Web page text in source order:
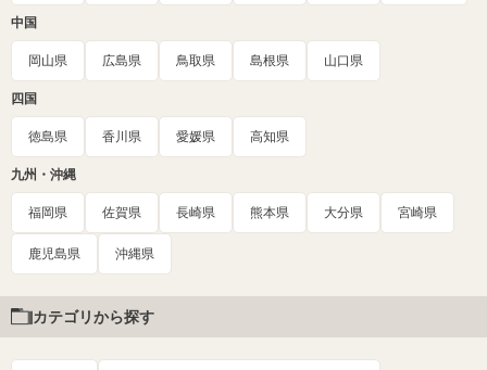
中国
岡山県 広島県 鳥取県 島根県 山口県
四国
徳島県 香川県 愛媛県 高知県
九州・沖縄
福岡県 佐賀県 長崎県 熊本県 大分県 宮崎県
鹿児島県 沖縄県
カテゴリから探す